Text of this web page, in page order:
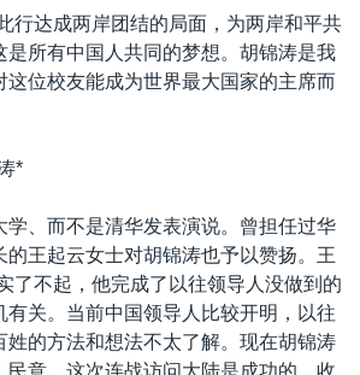
行达成两岸团结的局面，为两岸和平共
是所有中国人共同的梦想。胡锦涛是我
这位校友能成为世界最大国家的主席而
*
学、而不是清华发表演说。曾担任过华
的王起云女士对胡锦涛也予以赞扬。王
了不起，他完成了以往领导人没做到的
有关。当前中国领导人比较开明，以往
姓的方法和想法不太了解。现在胡锦涛
民意。这次连战访问大陆是成功的，收